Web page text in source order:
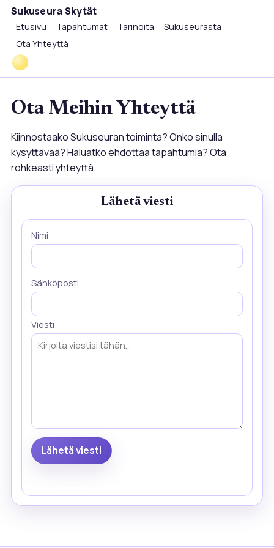
Sukuseura Skytät
Etusivu Tapahtumat Tarinoita
Sukuseurasta
Ota Yhteyttä
Ota Meihin Yhteyttä
Kiinnostaako Sukuseuran toiminta? Onko sinulla
kysyttävää? Haluatko ehdottaa tapahtumia? Ota
rohkeasti yhteyttä.
Lähetä viesti
Nimi
Sähköposti
Viesti
Lähetä viesti